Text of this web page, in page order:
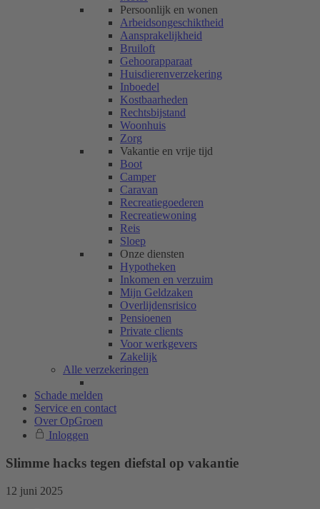
Persoonlijk en wonen
Arbeidsongeschiktheid
Aansprakelijkheid
Bruiloft
Gehoorapparaat
Huisdierenverzekering
Inboedel
Kostbaarheden
Rechtsbijstand
Woonhuis
Zorg
Vakantie en vrije tijd
Boot
Camper
Caravan
Recreatiegoederen
Recreatiewoning
Reis
Sloep
Onze diensten
Hypotheken
Inkomen en verzuim
Mijn Geldzaken
Overlijdensrisico
Pensioenen
Private clients
Voor werkgevers
Zakelijk
Alle verzekeringen
Schade melden
Service en contact
Over OpGroen
Inloggen
Slimme hacks tegen diefstal op vakantie
12 juni 2025